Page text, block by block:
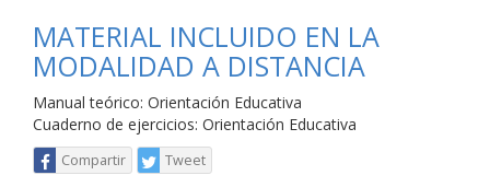
MATERIAL INCLUIDO EN LA
MODALIDAD A DISTANCIA
Manual teórico: Orientación Educativa
Cuaderno de ejercicios: Orientación Educativa
Compartir Tweet